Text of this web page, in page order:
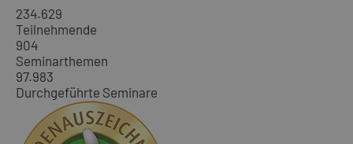
234.629
Teilnehmende
904
Seminarthemen
97.983
Durchgeführte Seminare